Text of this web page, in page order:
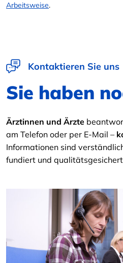
Arbeitsweise.
Kontaktieren Sie uns
Sie haben
Ärztinnen und Ärzte
am Telefon oder per E-Mail –
Informationen sind
fundiert und